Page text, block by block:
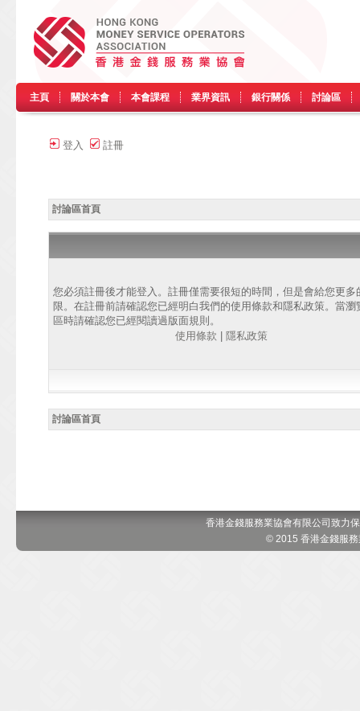
主頁 關於本會 本會課程 業界資訊 銀行關係 討論區
登入 註冊
討論區首頁
您必須註冊後才能登入。註冊僅需要很短的時間，但是會給您更多
限。在註冊前請確認您已經明白我們的使用條款和隱私政策。當瀏
區時請確認您已經閱讀過版面規則。
使用條款
隱私政策
討論區首頁
香港金錢服務業協會有限公司致力
© 2015 香港金錢服